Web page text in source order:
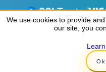
Copyright ©
We use cookies to provide
our site, you
We use cookies to provide
our site, you